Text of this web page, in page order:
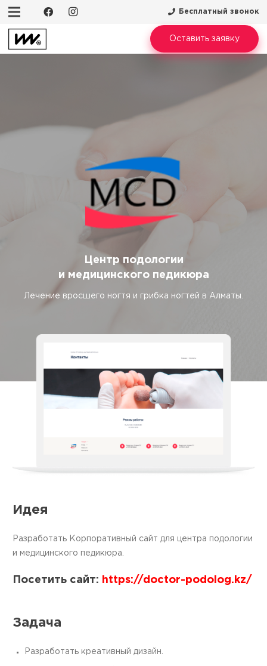
Бесплатный звонок
Оставить заявку
Центр подологии
и медицинского педикюра
Лечение вросшего ногтя и грибка ногтей в Алматы.
Идея
Разработать Корпоративный сайт для центра подологии
и медицинского педикюра.
Посетить сайт: https://doctor-podolog.kz/
Задача
Разработать креативный дизайн.